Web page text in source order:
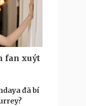
fan xuýt
đã bí